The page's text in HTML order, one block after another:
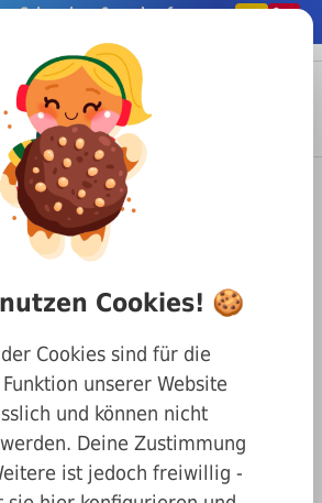
Schrauben & co. kaufen
Anmelden
Schrauben
mit großem Kopf und Schlitz
mit großem
DIN 921 A1
x 10
Cookies! 🍪
Cookies sind für die
unserer Website
und können nicht
Deine Zustimmung
ist jedoch freiwillig -